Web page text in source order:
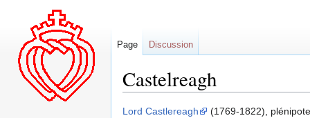
Castelreagh
Aller
Aller
Lord Castlereagh (1769-1822),
Page Discussion